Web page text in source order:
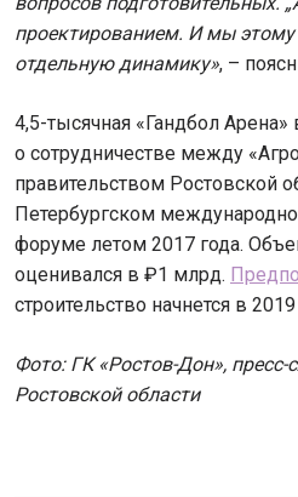
проектированием. И мы
отдельную динамику», –
4,5-тысячная «Гандбол
о сотрудничестве между
правительством Ростовской
Петербургском
форуме летом 2017 года.
оценивался в ₽1 млрд.
строительство начнется в 2019
Фото: ГК «Ростов-Дон», пресс-
Ростовской области